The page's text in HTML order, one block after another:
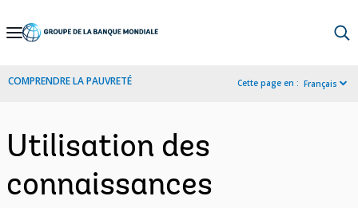
Skip
Navigation
COMPRENDRE LA PAUVRETÉ Cette page en : Français
Utilisation des
connaissances